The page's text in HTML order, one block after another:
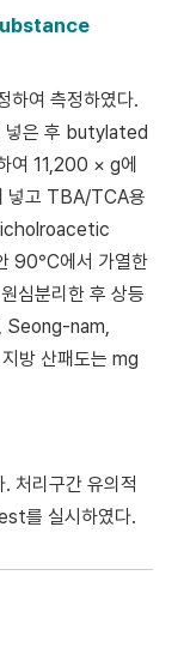
하여 측정하였다.
넣은 후 butylated
11,200 × g에
넣고 TBA/TCA용
90°C에서 가열한
심분리한 후 상등
Seong-nam,
방 산패도는 mg
처리구간 유의적
를 실시하였다.